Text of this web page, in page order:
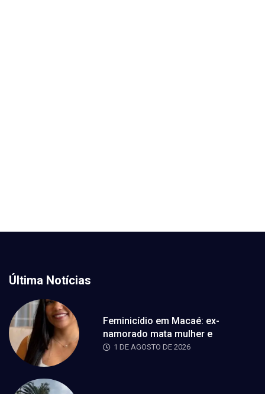
Última Notícias
Feminicídio em Macaé: ex-
namorado mata mulher e
1 DE AGOSTO DE 2026